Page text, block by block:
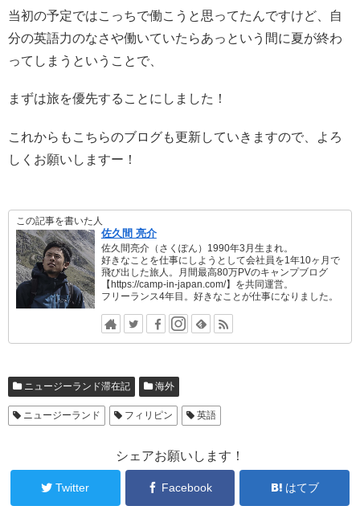
当初の予定ではこっちで働こうと思ってたんですけど、自
分の英語力のなさや働いていたらあっという間に夏が終わ
ってしまうということで、
まずは旅を優先することにしました！
これからもこちらのブログも更新していきますので、よろ
しくお願いしますー！
この記事を書いた人
佐久間 亮介
佐久間亮介（さくぽん）1990年3月生まれ。
好きなことを仕事にしようとして会社員を1年10ヶ月で
飛び出した旅人。月間最高80万PVのキャンプブログ
【https://camp-in-japan.com/】を共同運営。
フリーランス4年目。好きなことが仕事になりました。
ニュージーランド滞在記 海外
ニュージーランド フィリピン 英語
シェアお願いします！
Twitter Facebook はてブ